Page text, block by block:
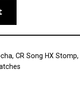
, CR Song HX Stomp,